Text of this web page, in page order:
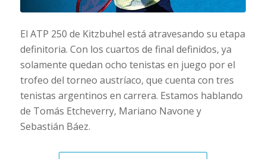
El ATP 250 de Kitzbuhel está atravesando su etapa
definitoria. Con los cuartos de final definidos, ya
solamente quedan ocho tenistas en juego por el
trofeo del torneo austríaco, que cuenta con tres
tenistas argentinos en carrera. Estamos hablando
de Tomás Etcheverry, Mariano Navone y
Sebastián Báez.